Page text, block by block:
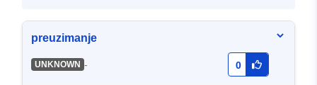
preuzimanje
UNKNOWN - 0